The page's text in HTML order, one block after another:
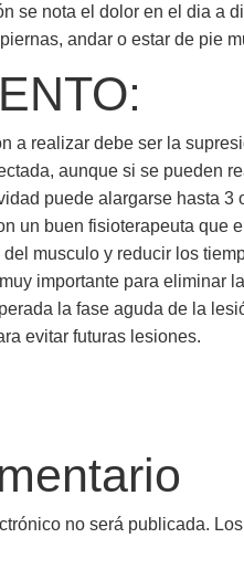
se nota el dolor en el dia a
andar o estar de pie
a realizar debe ser la
aunque si se pueden
puede alargarse hasta
un buen fisioterapeuta que
musculo y reducir los
importante para eliminar
la fase aguda de la
evitar futuras lesiones.
no será publicada.